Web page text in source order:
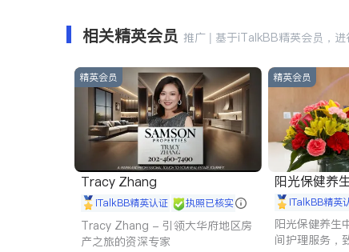
相关精英会员 推广 | 基于iTalkBB精英会员，进
精英会员
Tracy Zhang
iTalkBB精英认证 执照已核实
Tracy Zhang - 引领大华府地区房
产之旅的资深专家
精英会员
阳光保健养
iTalkBB精英
阳光保健养生
间护理服务，